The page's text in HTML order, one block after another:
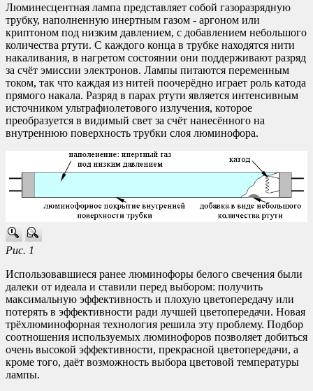
Люминесцентная лампа представляет собой газоразрядную
трубку, наполненную инертным газом - аргоном или
криптоном под низким давлением, с добавлением небольшого
количества ртути. С каждого конца в трубке находятся нити
накаливания, в нагретом состоянии они поддерживают разряд
за счёт эмиссии электронов. Лампы питаются переменным
током, так что каждая из нитей поочерёдно играет роль катода
прямого накала. Разряд в парах ртути является интенсивным
источником ультрафиолетового излучения, которое
преобразуется в видимый свет за счёт нанесённого на
внутреннюю поверхность трубки слоя люминофора.
Рис. 1
Использовавшиеся ранее люминофоры белого свечения были
далеки от идеала и ставили перед выбором: получить
максимальную эффективность и плохую цветопередачу или
потерять в эффективности ради лучшей цветопередачи. Новая
трёхлюминофорная технология решила эту проблему. Подбор
соотношения используемых люминофоров позволяет добиться
очень высокой эффективности, прекрасной цветопередачи, а
кроме того, даёт возможность выбора цветовой температуры
лампы.